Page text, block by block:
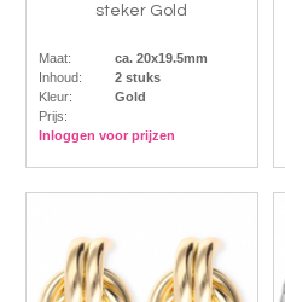
steker Gold
Maat:
ca. 20x19.5mm
Inhoud:
2 stuks
Kleur:
Gold
Prijs:
Inloggen voor prijzen